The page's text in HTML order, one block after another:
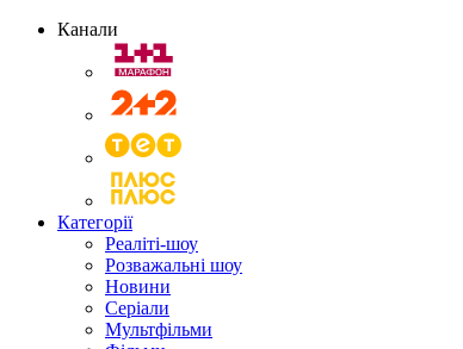
Канали
Категорії
Реаліті-шоу
Розважальні шоу
Новини
Серіали
Мультфільми